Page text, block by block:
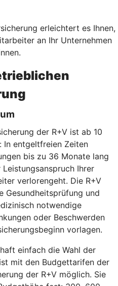
erleichtert es Ihnen,
an Ihr Unternehmen
der R+V ist ab 10
In entgeltfreien Zeiten
bis zu 36 Monate lang
Ihrer
verlorengeht. Die R+V
Gesundheitsprüfung und
notwendige
oder Beschwerden
vorlagen.
einfach die Wahl der
mit den Budgettarifen der
der R+V möglich. Sie